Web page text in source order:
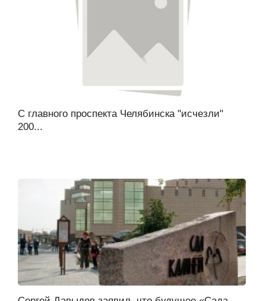
С главного проспекта Челябинска "исчезли"
200...